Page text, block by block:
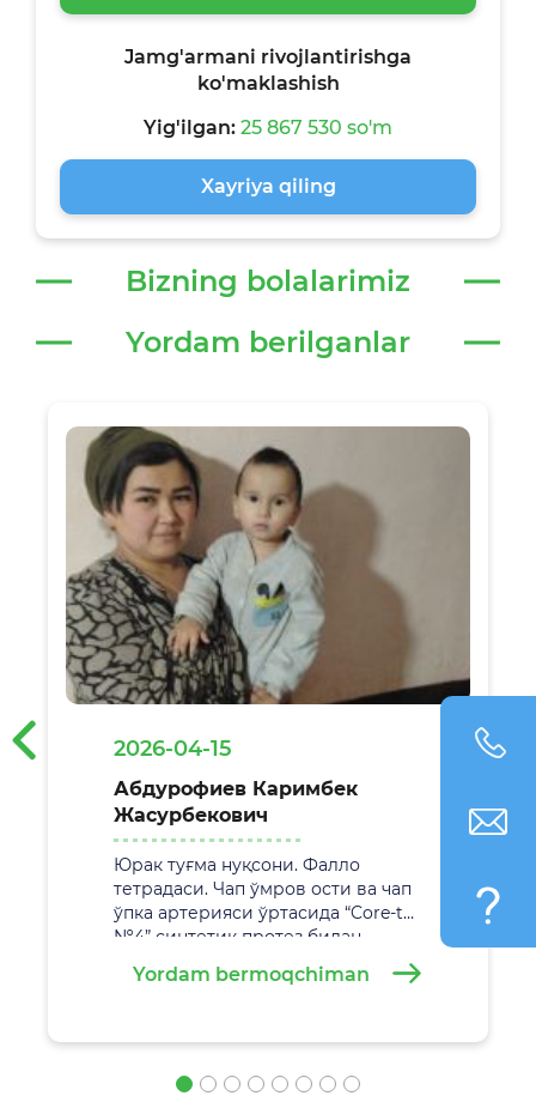
Jamg'armani rivojlantirishga
ko'maklashish
Yig'ilgan: 25 867 530 so'm
Xayriya qiling
Bizning bolalarimiz
Yordam berilganlar
2026-04-15
Абдурофиев Каримбек
Жасурбекович
Юрак туғма нуқсони. Фалло
тетрадаси. Чап ўмров ости ва чап
ўпка артерияси ўртасида “Core-tax
№4” синтетик протез билан
анастамоз қўйиш. Жаррохлик
амалиёти 29.02.2026 йилда
оширилди.
Yordam bermoqchiman
‹